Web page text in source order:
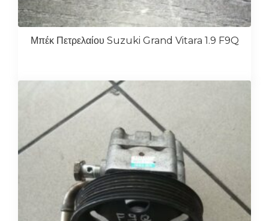
Μπέκ Πετρελαίου Suzuki Grand Vitara 1.9 F9Q